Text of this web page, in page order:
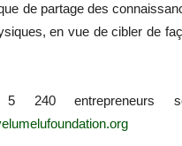
de partage des
en vue de cibler de
240 entrepreneurs